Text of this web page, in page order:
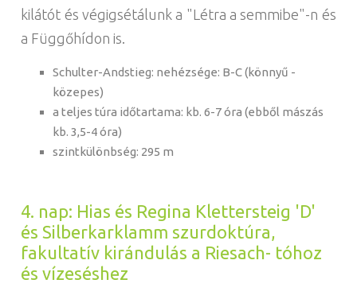
kilátót és végigsétálunk a "Létra a semmibe"-n és
a Függőhídon is.
Schulter-Andstieg: nehézsége: B-C (könnyű -
közepes)
a teljes túra időtartama: kb. 6-7 óra (ebből mászás
kb. 3,5-4 óra)
szintkülönbség: 295 m
4. nap: Hias és Regina Klettersteig 'D'
és Silberkarklamm szurdoktúra,
fakultatív kirándulás a Riesach- tóhoz
és vízeséshez